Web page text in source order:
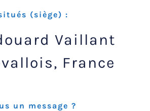
(siège) :
Vaillant
France
un message ?